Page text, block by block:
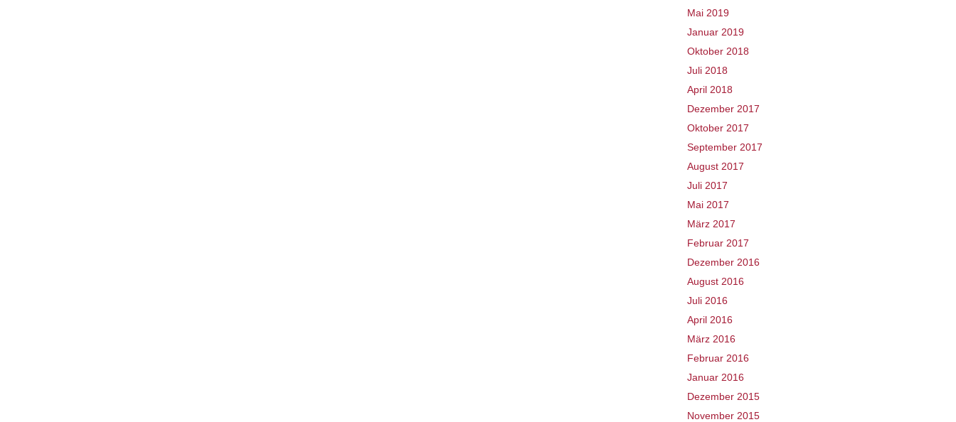
Mai 2019
Januar 2019
Oktober 2018
Juli 2018
April 2018
Dezember 2017
Oktober 2017
September 2017
August 2017
Juli 2017
Mai 2017
März 2017
Februar 2017
Dezember 2016
August 2016
Juli 2016
April 2016
März 2016
Februar 2016
Januar 2016
Dezember 2015
November 2015